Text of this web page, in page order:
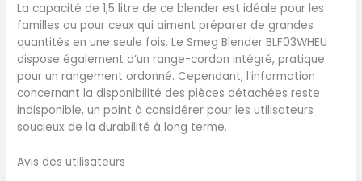
La capacité de 1,5 litre de ce blender est idéale pour les
familles ou pour ceux qui aiment préparer de grandes
quantités en une seule fois. Le Smeg Blender BLF03WHEU
dispose également d’un range-cordon intégré, pratique
pour un rangement ordonné. Cependant, l’information
concernant la disponibilité des pièces détachées reste
indisponible, un point à considérer pour les utilisateurs
soucieux de la durabilité à long terme.
Avis des utilisateurs